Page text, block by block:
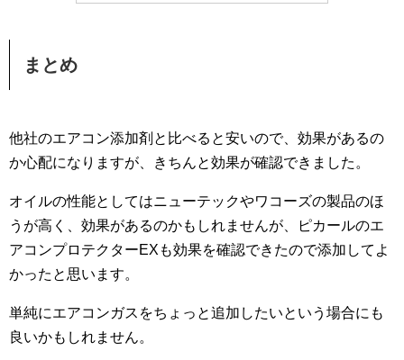
まとめ
他社のエアコン添加剤と比べると安いので、効果があるの
か心配になりますが、きちんと効果が確認できました。
オイルの性能としてはニューテックやワコーズの製品のほ
うが高く、効果があるのかもしれませんが、ピカールのエ
アコンプロテクターEXも効果を確認できたので添加してよ
かったと思います。
単純にエアコンガスをちょっと追加したいという場合にも
良いかもしれません。